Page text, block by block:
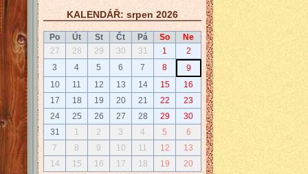
KALENDÁŘ: srpen 2026
Po Út St Čt Pá So
Ne
27
28 29 30 31 1
2
3
4 5 6 7 8
9
10
11 12 13 14 15
16
17
18 19 20 21 22
23
24
25 26 27 28 29
30
31
1 2 3 4 5
6
7
8 9 10 11 12
13
14
15 16 17 18 19 20